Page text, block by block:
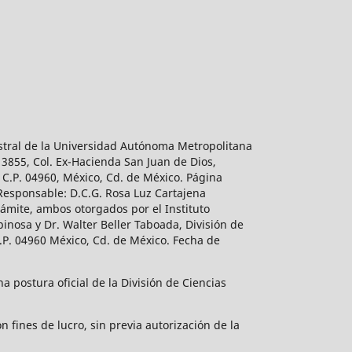
de la Universidad Autónoma Metropolitana
Col. Ex-Hacienda San Juan de Dios,
04960, México, Cd. de México. Página
D.C.G. Rosa Luz Cartajena
ambos otorgados por el Instituto
y Dr. Walter Beller Taboada, División de
04960 México, Cd. de México. Fecha de
postura oficial de la División de Ciencias
fines de lucro, sin previa autorización de la